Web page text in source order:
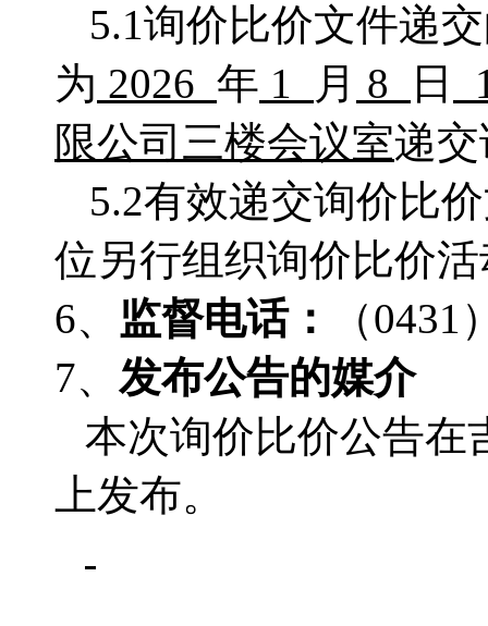
5.1询价比价文件递
为 2026 年 1 月 8 日
限公司 三楼会议室递
5.2有效递交询价比
位另行组织询价比价
6、 监督电话： （0431
7、 发布公告的媒介
本次询价比价公告在
上发布。